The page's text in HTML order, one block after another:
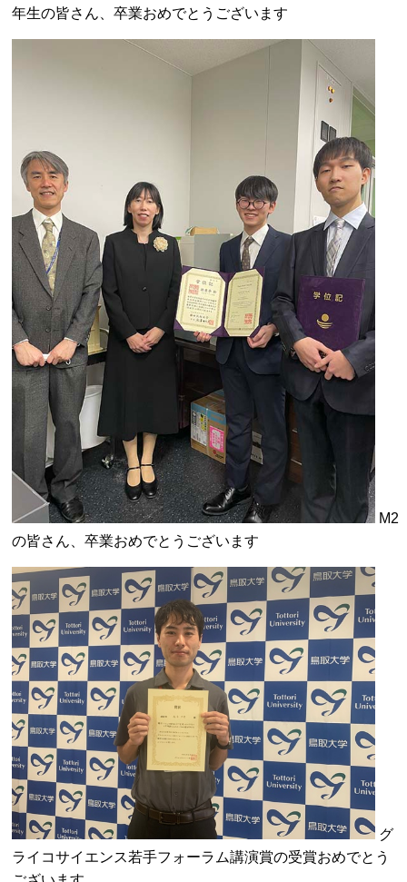
年生の皆さん、卒業おめでとうございます
M2
の皆さん、卒業おめでとうございます
グ
ライコサイエンス若手フォーラム講演賞の受賞おめでとう